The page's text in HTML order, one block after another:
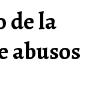
de la
abusos